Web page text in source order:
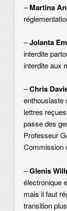
–Martina
–Jolanta
interdite
interdite aux
–Chris
enthousiaste
lettres
passe des
Professeur
Commission
–Glenis
électronique
mais il faut
transition